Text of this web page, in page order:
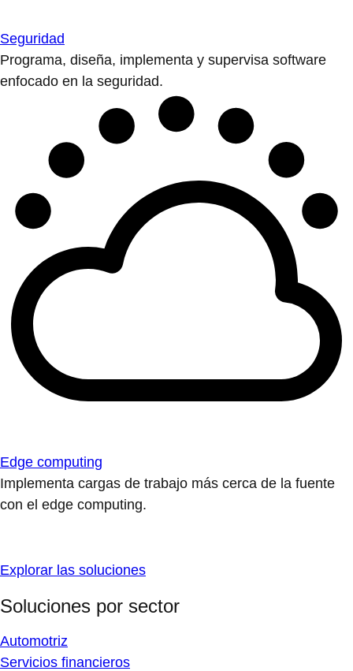
Seguridad
Programa, diseña, implementa y supervisa software
enfocado en la seguridad.
Edge computing
Implementa cargas de trabajo más cerca de la fuente
con el edge computing.
Explorar las soluciones
Soluciones por sector
Automotriz
Servicios financieros